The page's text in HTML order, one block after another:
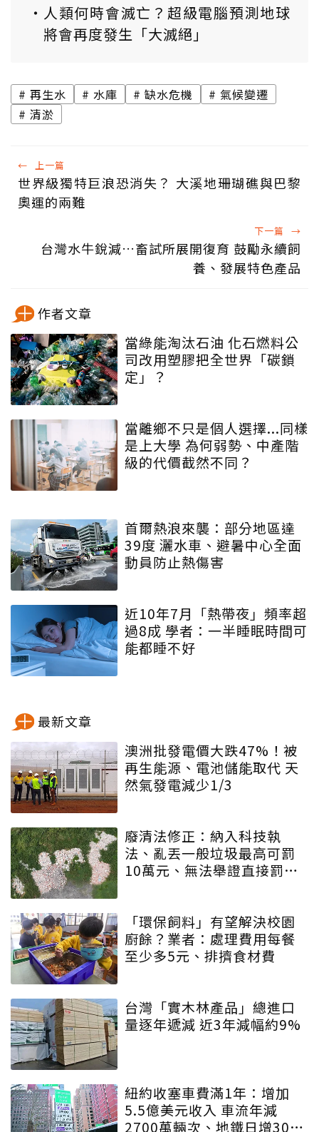
人類何時會滅亡？超級電腦預測地球
將會再度發生「大滅絕」
再生水 水庫 缺水危機
氣候變遷
清淤
← 上一篇
世界級獨特巨浪恐消失？ 大溪地珊瑚礁與巴黎
奧運的兩難
下一篇 →
台灣水牛銳減…畜試所展開復育 鼓勵永續飼
養、發展特色產品
作者文章
當綠能淘汰石油 化石燃料公
司改用塑膠把全世界「碳鎖
定」？
當離鄉不只是個人選擇...同樣
是上大學 為何弱勢、中產階
級的代價截然不同？
首爾熱浪來襲：部分地區達
39度 灑水車、避暑中心全面
動員防止熱傷害
近10年7月「熱帶夜」頻率超
過8成 學者：一半睡眠時間可
能都睡不好
最新文章
澳洲批發電價大跌47%！被
再生能源、電池儲能取代 天
然氣發電減少1/3
廢清法修正：納入科技執
法、亂丟一般垃圾最高可罰
10萬元、無法舉證直接罰車
「環保飼料」有望解決校園
廚餘？業者：處理費用每餐
至少多5元、排擠食材費
台灣「實木林產品」總進口
量逐年遞減 近3年減幅約9%
紐約收塞車費滿1年：增加
5.5億美元收入 車流年減
2700萬輛次、地鐵日增30萬